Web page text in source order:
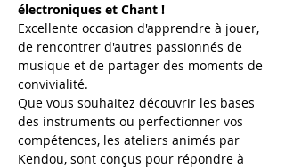
électroniques et Chant !
Excellente occasion d'apprendre à jouer,
de rencontrer d'autres passionnés de
musique et de partager des moments de
convivialité.
Que vous souhaitez découvrir les bases
des instruments ou perfectionner vos
compétences, les ateliers animés par
Kendou, sont conçus pour répondre à